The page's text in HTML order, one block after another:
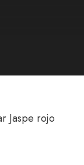
Jaspe rojo